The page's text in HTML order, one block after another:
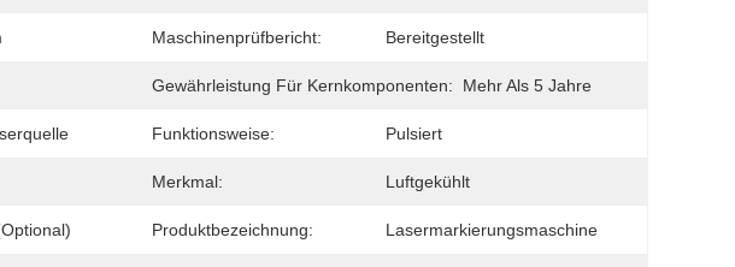
Maschinenprüfbericht: Bereitgestellt
Gewährleistung Für Kernkomponenten: Mehr Als 5 Jahre
Funktionsweise: Pulsiert
Merkmal: Luftgekühlt
Produktbezeichnung: Lasermarkierungsmaschine